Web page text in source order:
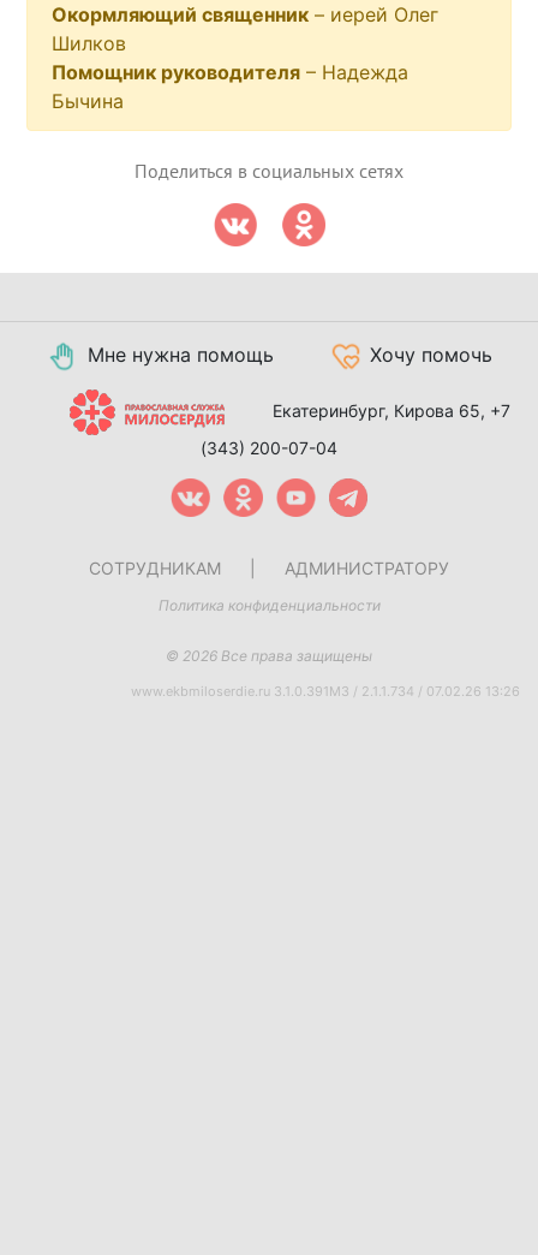
Окормляющий священник – иерей Олег
Шилков
Помощник руководителя – Надежда
Бычина
Поделиться в социальных сетях
Мне нужна помощь Хочу помочь
Екатеринбург, Кирова 65, +7
(343) 200-07-04
СОТРУДНИКАМ АДМИНИСТРАТОРУ
Политика конфиденциальности
© 2026 Все права защищены
www.ekbmiloserdie.ru 3.1.0.391M3 / 2.1.1.734 / 07.02.26 13:26